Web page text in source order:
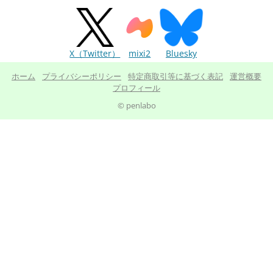
X（Twitter） mixi2 Bluesky
ホーム プライバシーポリシー 特定商取引等に基づく表記
運営概要
プロフィール
© penlabo